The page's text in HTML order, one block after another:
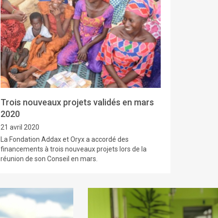
Trois nouveaux projets validés en mars
2020
21 avril 2020
La Fondation Addax et Oryx a accordé des
financements à trois nouveaux projets lors de la
réunion de son Conseil en mars.